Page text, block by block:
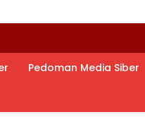
Pedoman Media Siber